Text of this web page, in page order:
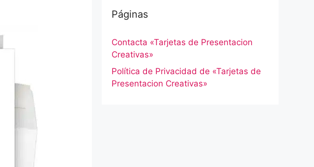
Páginas
Contacta «Tarjetas de Presentacion
Creativas»
Política de Privacidad de «Tarjetas de
Presentacion Creativas»